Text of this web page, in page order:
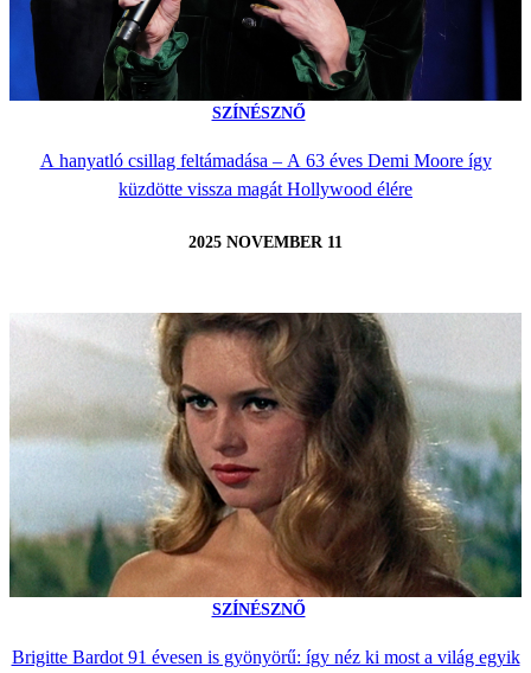
SZÍNÉSZNŐ
A hanyatló csillag feltámadása – A 63 éves Demi Moore így
küzdötte vissza magát Hollywood élére
2025 NOVEMBER 11
SZÍNÉSZNŐ
Brigitte Bardot 91 évesen is gyönyörű: így néz ki most a világ egyik